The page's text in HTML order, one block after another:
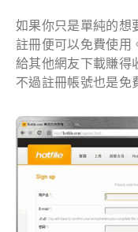
如果你只是單純的想
註冊便可以免費使用
給其他網友下載賺得
不過註冊帳號也是免